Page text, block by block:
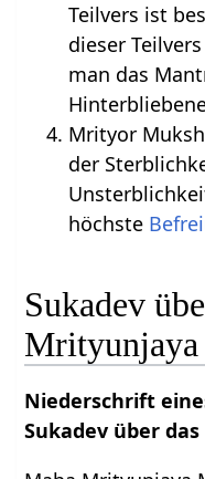
Teilvers ist
dieser
man das
Mrityor
der
höchste
Sukadev
Mrityunjaya
Niederschrift
Sukadev über